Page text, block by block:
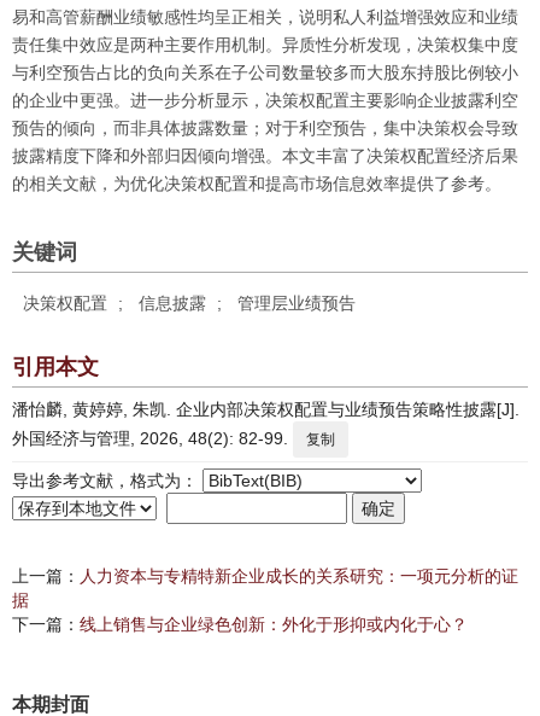
易和高管薪酬业绩敏感性均呈正相关，说明私人利益增强效应和业绩
责任集中效应是两种主要作用机制。异质性分析发现，决策权集中度
与利空预告占比的负向关系在子公司数量较多而大股东持股比例较小
的企业中更强。进一步分析显示，决策权配置主要影响企业披露利空
预告的倾向，而非具体披露数量；对于利空预告，集中决策权会导致
披露精度下降和外部归因倾向增强。本文丰富了决策权配置经济后果
的相关文献，为优化决策权配置和提高市场信息效率提供了参考。
关键词
决策权配置 ; 信息披露 ; 管理层业绩预告
引用本文
潘怡麟, 黄婷婷, 朱凯. 企业内部决策权配置与业绩预告策略性披露[J].
外国经济与管理, 2026, 48(2): 82-99.
复制
导出参考文献，格式为：
上一篇： 人力资本与专精特新企业成长的关系研究：一项元分析的证
据
下一篇： 线上销售与企业绿色创新：外化于形抑或内化于心？
本期封面